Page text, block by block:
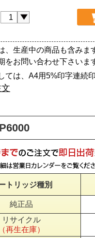
生産中の商品も含みま
をお問い合わせ下さいま
は、A4用5%印字連続印
トリッジ種別
純正品
リサイクル
（再生在庫）